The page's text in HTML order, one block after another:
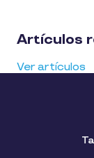
media
Artículos
Ver artículos